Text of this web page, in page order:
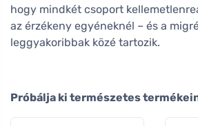
hogy mindkét csoport
az érzékeny egyéneknél – és a
leggyakoribbak közé tartozik.
Próbálja ki természetes